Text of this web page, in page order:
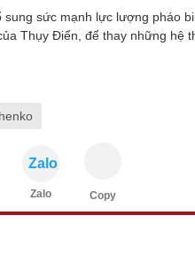
sung sức mạnh lực lượng pháo
Thụy Điển, để thay những hệ
Zalo
Zalo Copy